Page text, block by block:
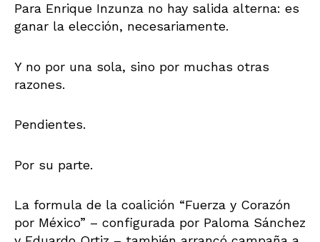
Para Enrique Inzunza no hay salida alterna: es
ganar la elección, necesariamente.
Y no por una sola, sino por muchas otras
razones.
Pendientes.
Por su parte.
La formula de la coalición “Fuerza y Corazón
por México” – configurada por Paloma Sánchez